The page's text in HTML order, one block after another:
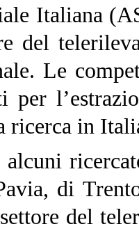
Italiana
del
Le
per
ricerca in
alcuni
di
del